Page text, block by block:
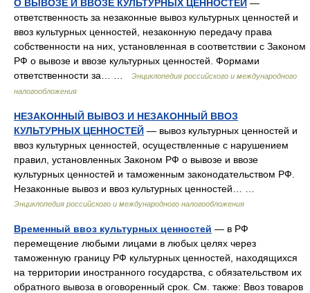
О ВЫВОЗЕ И ВВОЗЕ КУЛЬТУРНЫХ ЦЕННОСТЕЙ —
ответственность за незаконные вывоз культурных ценностей и
ввоз культурных ценностей, незаконную передачу права
собственности на них, установленная в соответствии с Законом
РФ о вывозе и ввозе культурных ценностей. Формами
ответственности за… …
Энциклопедия российского и международного
налогообложения
НЕЗАКОННЫЙ ВЫВОЗ И НЕЗАКОННЫЙ ВВОЗ
КУЛЬТУРНЫХ ЦЕННОСТЕЙ — вывоз культурных ценностей и
ввоз культурных ценностей, осуществленные с нарушением
правил, установленных Законом РФ о вывозе и ввозе
культурных ценностей и таможенным законодательством РФ.
Незаконные вывоз и ввоз культурных ценностей… …
Энциклопедия российского и международного налогообложения
Временный ввоз культурных ценностей — в РФ
перемещение любыми лицами в любых целях через
таможенную границу РФ культурных ценностей, находящихся
на территории иностранного государства, с обязательством их
обратного вывоза в оговоренный срок. См. также: Ввоз товаров